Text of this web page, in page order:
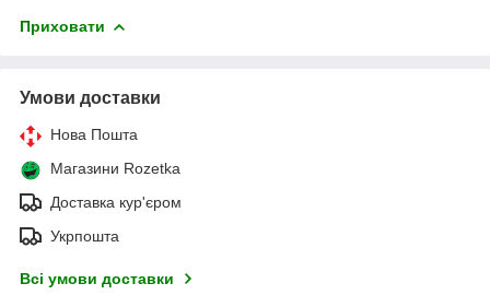
Приховати
Умови доставки
Нова Пошта
Магазини Rozetka
Доставка кур'єром
Укрпошта
Всі умови доставки